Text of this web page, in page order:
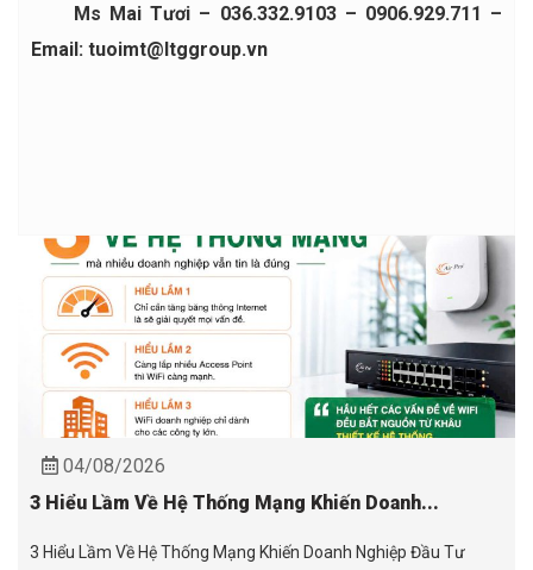
Ms Mai Tươi – 036.332.9103 – 0906.929.711 –
Email: tuoimt@ltggroup.vn
04/08/2026
3 Hiểu Lầm Về Hệ Thống Mạng Khiến Doanh...
3 Hiểu Lầm Về Hệ Thống Mạng Khiến Doanh Nghiệp Đầu Tư